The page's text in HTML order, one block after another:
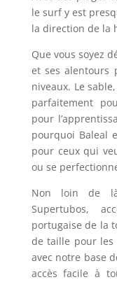
le surf y est
la direction de la
Que vous soyez
et ses alentours
niveaux. Le
parfaitement
pour
pourquoi Baleal
pour ceux qui
ou se
Non loin de
Supertubos,
portugaise de la
de taille pour les
avec notre base
accès facile à